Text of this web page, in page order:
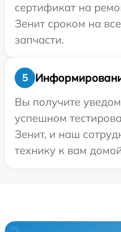
сертификат на
Зенит сроком на
запчасти.
5
Вы получите
успешном
Зенит, и наш
технику к вам